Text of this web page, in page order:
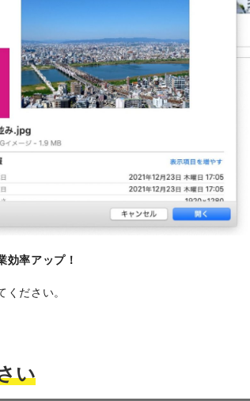
効率アップ！
ださい。
い